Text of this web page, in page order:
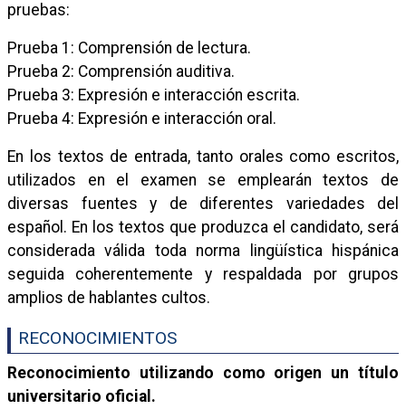
pruebas:
Prueba 1: Comprensión de lectura.
Prueba 2: Comprensión auditiva.
Prueba 3: Expresión e interacción escrita.
Prueba 4: Expresión e interacción oral.
En los textos de entrada, tanto orales como escritos,
utilizados en el examen se emplearán textos de
diversas fuentes y de diferentes variedades del
español. En los textos que produzca el candidato, será
considerada válida toda norma lingüística hispánica
seguida coherentemente y respaldada por grupos
amplios de hablantes cultos.
RECONOCIMIENTOS
Reconocimiento utilizando como origen un título
universitario oficial.